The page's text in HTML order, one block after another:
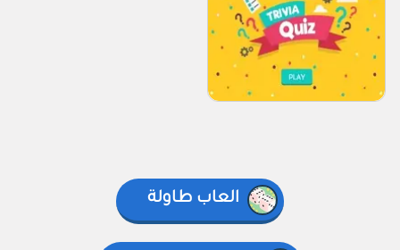
العاب طاولة